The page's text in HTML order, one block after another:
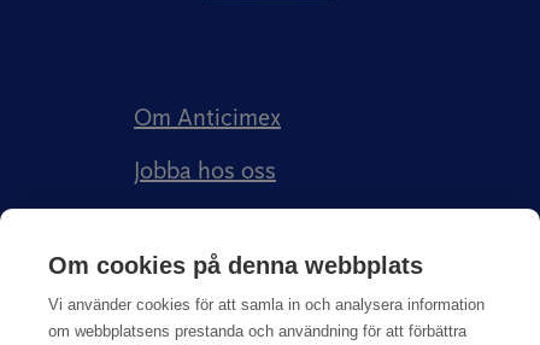
Om Anticimex
Jobba hos oss
Anticimex Försäkringar AB
Om cookies på denna webbplats
Vi använder cookies för att samla in och analysera information
om webbplatsens prestanda och användning för att förbättra